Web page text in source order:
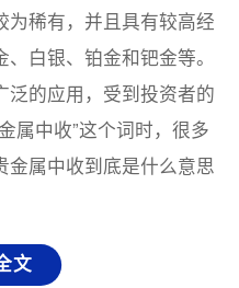
文
为稀有，并且具有较高经
白银、铂金和钯金等。
的应用，受到投资者的
属中收”这个词时，很多
金属中收到底是什么意思